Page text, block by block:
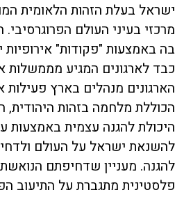
ישראל בעלת הזהות הלאומית
מרכזי בעיני העולם
בה באמצעות "פקודות" אירופיות
כבד לארגונים המגיע מממשלות
הארגונים מנהלים בארץ
הכוללת מלחמה בזהות היהודית,
היכולת להגנה עצמית באמצעות
להשנאת ישראל על העולם
להגנה. מעניין שדחיפתם
פלסטינית מתגברת על התיעוב